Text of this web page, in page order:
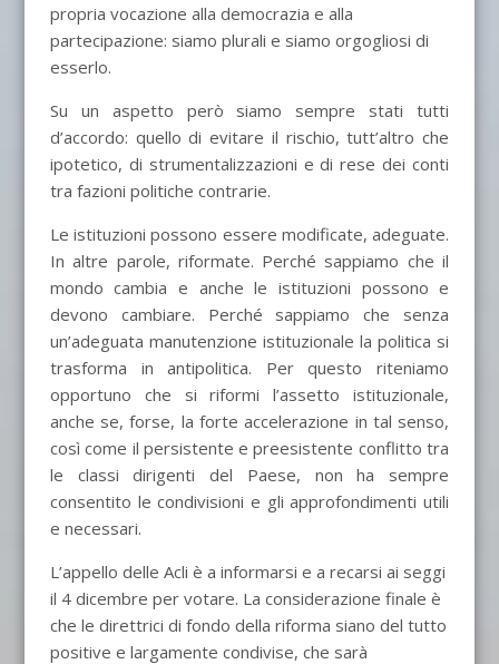
propria vocazione alla democrazia e alla
partecipazione: siamo plurali e siamo orgogliosi di
esserlo.
Su un aspetto però siamo sempre stati tutti
d’accordo: quello di evitare il rischio, tutt’altro che
ipotetico, di strumentalizzazioni e di rese dei conti
tra fazioni politiche contrarie.
Le istituzioni possono essere modificate, adeguate.
In altre parole, riformate. Perché sappiamo che il
mondo cambia e anche le istituzioni possono e
devono cambiare. Perché sappiamo che senza
un’adeguata manutenzione istituzionale la politica si
trasforma in antipolitica. Per questo riteniamo
opportuno che si riformi l’assetto istituzionale,
anche se, forse, la forte accelerazione in tal senso,
così come il persistente e preesistente conflitto tra
le classi dirigenti del Paese, non ha sempre
consentito le condivisioni e gli approfondimenti utili
e necessari.
L’appello delle Acli è a informarsi e a recarsi ai seggi
il 4 dicembre per votare. La considerazione finale è
che le direttrici di fondo della riforma siano del tutto
positive e largamente condivise, che sarà